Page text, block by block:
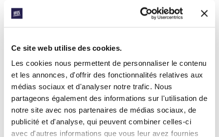
Ce site web utilise des cookies.
Les cookies nous permettent de personnaliser le contenu
et les annonces, d'offrir des fonctionnalités relatives aux
médias sociaux et d'analyser notre trafic. Nous
partageons également des informations sur l'utilisation de
notre site avec nos partenaires de médias sociaux, de
publicité et d'analyse, qui peuvent combiner celles-ci
avec d'autres informations que vous leur avez fournies
Le ministère parmi les diplômés en
Blas Lopez commença récemment son rôle de
Coordinateur des diplômés en Amérique latine.
Il nous explique que « 70% des mouvements de
l’Amérique latine ont travaillé avec les diplômés,
mais 80% de ceux-ci comptent moins de trois
groupes. » Blas explique que, le plus souvent,
« les diplômés se réunissent pour prier, étudier
la Bible et rester connectés. » Son ambition est